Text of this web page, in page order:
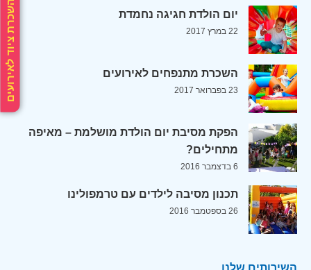
השכרת ציוד לאירועים יום הולדת חגיגה נחמדת
22 במרץ 2017
השכרת מתנפחים לאירועים
23 בפברואר 2017
הפקת מסיבת יום הולדת מושלמת – מאיפה
מתחילים?
6 בדצמבר 2016
תכנון מסיבה לילדים עם טרמפולינו
26 בספטמבר 2016
השירותים שלנו